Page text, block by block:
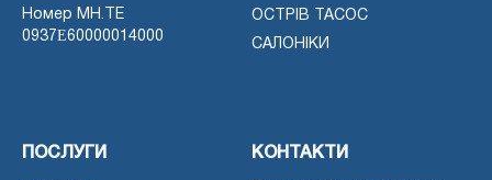
Номер MH.TE
0937Ε60000014000
ОСТРІВ ТАСОС
САЛОНІКИ
ПОСЛУГИ КОНТАКТИ